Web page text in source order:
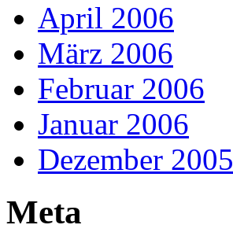
April 2006
März 2006
Februar 2006
Januar 2006
Dezember 2005
Meta